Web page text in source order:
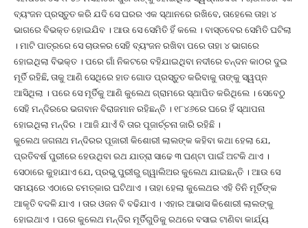
ବ୍ୟଂଜନ ପ୍ରସ୍ତୁତ କରି ଯଦି ସେ ଘରର ଏକ ସ୍ଥାନରେ ରଖିବେ, ତାହେଲେ ତାହା ୪
ଭାଗରେ ବିଭକ୍ତ ହୋଇଯିବ । ଆଉ ସେ ସେମିତି ହିଁ କଲେ । ବାସ୍ତବେର ସେମିତି ଘଟିଲା
। ମାଟି ପାତ୍ରରେ ସେ ଚାଉଳର ସେହି ବ୍ୟଂଜନ ରଖିବା ପରେ ତାହା ୪ ଭାଗରେ
ହୋଇଥିଲା ବିଭକ୍ତ । ପରେ ଗାଁ ନିକଟରେ ବହିଯାଇଥିବା ନଦୀରେ ଚନ୍ଦନ କାଠର ଦୁଇ
ମୂର୍ତି ରହିଛି, ତାକୁ ଆଣି ସେଥିରେ ହାତ ଗୋଡ ପ୍ରସ୍ତୁତ କରିବାକୁ ତାଙ୍କୁ ସ୍ୱପ୍ନ
ଆସିଥିଲା । ପରେ ସେ ମୂର୍ତିକୁ ଆଣି କୁଲେଥ ଗ୍ରାମରେ ସ୍ଥାପିତ କରିଥିଲେ । ସେବେଠୁ
ସେହି ମନ୍ଦିରରେ ଭଗବାନ ବିରାଜମାନ ରହିଛନ୍ତି । ୧୮୪୬ରେ ଘରେ ହିଁ ସ୍ଥାପନା
ହୋଇଥିଲା ମନ୍ଦିର । ଆଜି ଯାଏଁ ବି ତାର ପୂଜାର୍ଚ୍ଚନା ଜାରି ରହିଛି ।
କୁଲେଥ ଜଗନାଥ ମନ୍ଦିରର ପୂଜାରୀ କିଶୋରୀ ଲାଲଙ୍କ କହିବା କଥା ହେଲା ଯେ,
ପ୍ରତିବର୍ଷ ପୁରୀରେ ହେଉଥିବା ରଥ ଯାତ୍ରା ସାଢେ ୩ ଘଣ୍ଟା ପାଇଁ ଅଟକି ଥାଏ ।
ସେଠାରେ କୁହାଯାଏ ଯେ, ପ୍ରଭୁ ପୁରୀରୁ ଗ୍ୱାଲିଅର କୁଲେଥ ଯାଇଛନ୍ତି । ଆଉ ସେ
ସମୟରେ ଏଠାରେ ଚମତ୍କାର ଘଟିଥାଏ । ତାହା ହେଲା କୁଲେଥର ଏହି ତିନି ମୂର୍ତିଙ୍କ
ଆକୃତି ବଦଳି ଯାଏ । ତାର ଓଜନ ବି ବଢିଯାଏ । ଏହାର ଆଭାସ କିଶୋରୀ ଲାଲଙ୍କୁ
ହୋଇଥାଏ । ପରେ କୁଲେଥ ମନ୍ଦିର ମୂର୍ତିଗୁଡିକୁ ରଥରେ ବସାଇ ଟାଣିବା କାର୍ଯ୍ୟ